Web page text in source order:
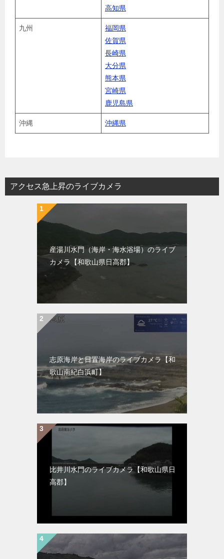
高知県
九州
福岡県
佐賀県
長崎県
大分県
熊本県
宮崎県
鹿児島県
沖縄 沖縄県
アクセス急上昇のライブカメラ
産湯川水門（海岸・海水浴場）のライブ
カメラ【和歌山県日高郡】
志原海岸と日置海岸のライブカメラ【和
歌山南紀白浜町】
比井川水門のライブカメラ【和歌山県日
高郡】